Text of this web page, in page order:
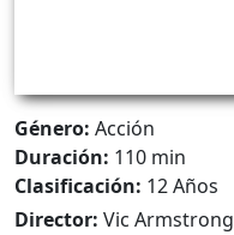
Género: Acción
Duración: 110 min
Clasificación: 12 Años
Director: Vic Armstrong